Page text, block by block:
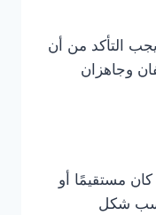
التأكد من أن
وجاهزان
مستقيمًا أو
شكل